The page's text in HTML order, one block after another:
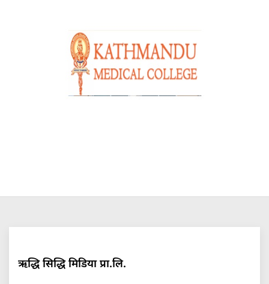
ऋद्धि सिद्धि मिडिया प्रा.लि.